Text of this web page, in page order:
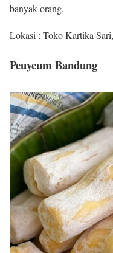
banyak orang.
Lokasi : Toko Kartika
Peuyeum Bandung